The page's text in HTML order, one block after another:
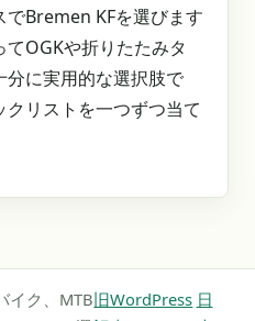
Bremen KFを選びます
OGKや折りたたみタ
分に実用的な選択肢で
リストを一つずつ当て
イク、MTB旧WordPress 日